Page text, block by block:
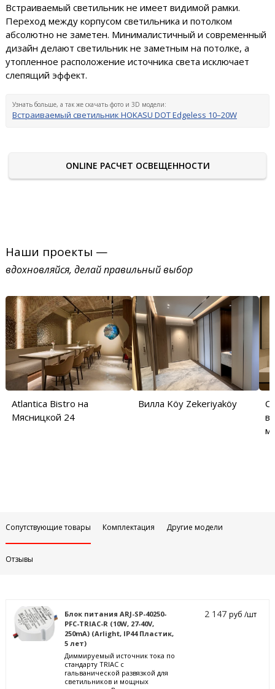
Встраиваемый светильник не имеет видимой рамки.
Переход между корпусом светильника и потолком
абсолютно не заметен. Минималистичный и современный
дизайн делают светильник не заметным на потолке, а
утопленное расположение источника света исключает
слепящий эффект.
Узнать больше, а так же скачать фото и 3D модели:
Встраиваемый светильник HOKASU DOT Edgeless 10–20W
ONLINE РАСЧЕТ ОСВЕЩЕННОСТИ
Наши проекты —
вдохновляйся, делай правильный выбор
Atlantica Bistro на
Мясницкой 24
Вилла Köy Zekeriyaköy
Сопутствующие товары Комплектация Другие модели
Отзывы
Блок питания ARJ-SP-40250-
PFC-TRIAC-R (10W, 27-40V,
250mA) (Arlight, IP44 Пластик,
5 лет)
Диммируемый источник тока по
стандарту TRIAC с
гальванической развязкой для
светильников и мощных
2 147руб /шт